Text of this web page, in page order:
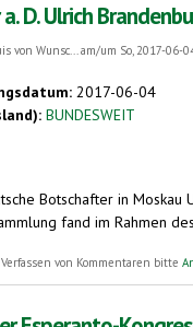
D. Ulrich
von Wunsc...am/um So, 2017-06-
2017-06-04
BUNDESWEIT
Botschafter in Moskau
fand im Rahmen
a. D. Ulrich Brandenburg
von Kommentaren bitte